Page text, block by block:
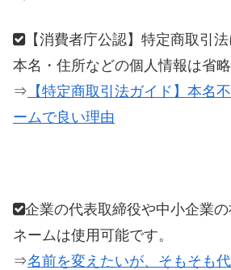
【消費者庁公認】特定商取引法
本名・住所などの個人情報は省略
⇒ 【特定商取引法ガイド】本名
ームで良い理由
企業の代表取締役や中小企業
ネームは使用可能です。
⇒名前を変えたいが、そもそも